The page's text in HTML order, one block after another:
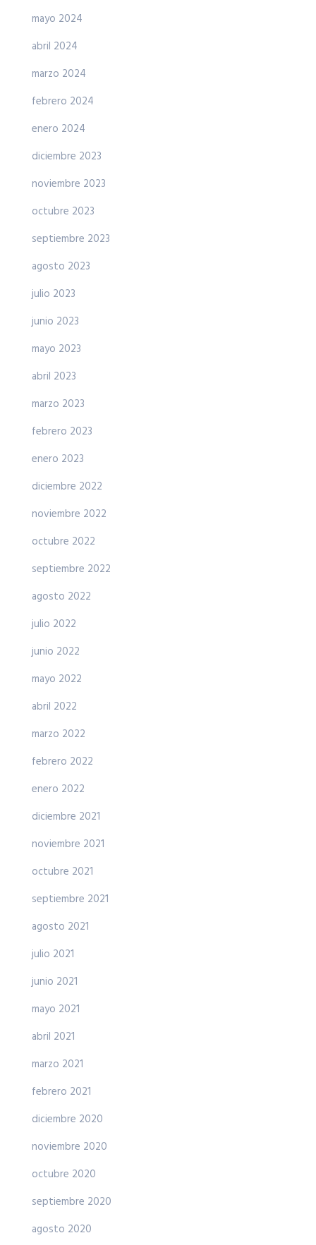
mayo 2024
abril 2024
marzo 2024
febrero 2024
enero 2024
diciembre 2023
noviembre 2023
octubre 2023
septiembre 2023
agosto 2023
julio 2023
junio 2023
mayo 2023
abril 2023
marzo 2023
febrero 2023
enero 2023
diciembre 2022
noviembre 2022
octubre 2022
septiembre 2022
agosto 2022
julio 2022
junio 2022
mayo 2022
abril 2022
marzo 2022
febrero 2022
enero 2022
diciembre 2021
noviembre 2021
octubre 2021
septiembre 2021
agosto 2021
julio 2021
junio 2021
mayo 2021
abril 2021
marzo 2021
febrero 2021
diciembre 2020
noviembre 2020
octubre 2020
septiembre 2020
agosto 2020